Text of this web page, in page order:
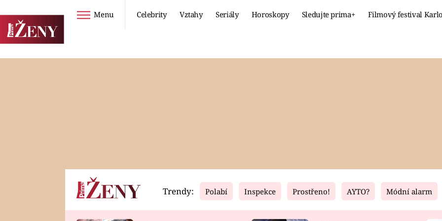
Menu Celebrity Vztahy Seriály Horoskopy Sledujte prima+ Filmový festival
Horoskopy Video Fresh Living
Trendy: Polabí Inspekce Prostřeno! AYTO? Módní alarm